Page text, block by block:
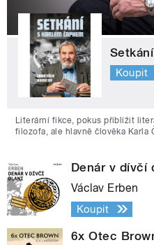
Koupit
Literární fikce, pokus přiblížit
filozofa, ale hlavně člověka Karla
Denár v dívčí
Václav Erben
Koupit
6x Otec